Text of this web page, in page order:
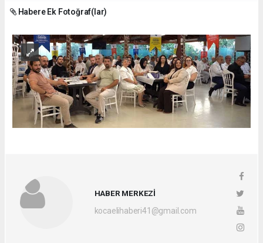
Habere Ek Fotoğraf(lar)
HABER MERKEZİ
kocaelihaberi41@gmail.com